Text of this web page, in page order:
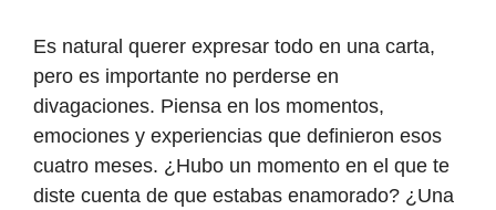
Es natural querer expresar todo en una carta,
pero es importante no perderse en
divagaciones. Piensa en los momentos,
emociones y experiencias que definieron esos
cuatro meses. ¿Hubo un momento en el que te
diste cuenta de que estabas enamorado? ¿Una